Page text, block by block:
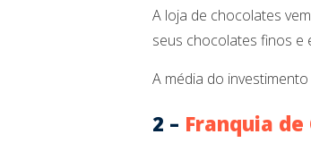
A loja de chocolates
seus chocolates finos e
A média do
2 – Franquia